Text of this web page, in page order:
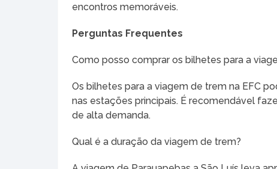
encontros memoráveis.
Perguntas Frequentes
Como posso comprar os bilhetes para a
Os bilhetes para a viagem de trem na EFC
nas estações principais. É recomendável
de alta demanda.
Qual é a duração da viagem de trem?